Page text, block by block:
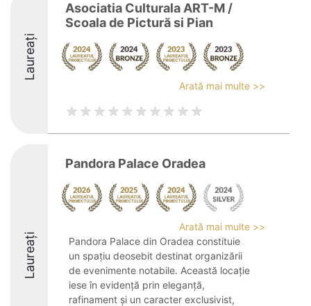
Laureați
Asociatia Culturala ART-M /
Scoala de Pictură si Pian
Arată mai multe >>
Laureați
Pandora Palace Oradea
Arată mai multe >>
Pandora Palace din Oradea constituie
un spațiu deosebit destinat organizării
de evenimente notabile. Această locație
iese în evidență prin eleganță,
rafinament și un caracter exclusivist,